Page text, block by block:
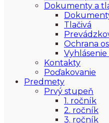
Dokumenty a
Tlačivá
Ochrana
Kontakty
Poďakovanie
Predmety
Prvý stupeň
1. ročník
2. ročník
3. ročník